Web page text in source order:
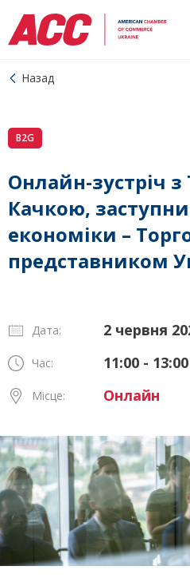
Назад
B2G
Онлайн-зустріч з
Качкою,
економіки –
представником
Дата: 2 червня
Час: 11:00 - 13:00
Місце: Онлайн